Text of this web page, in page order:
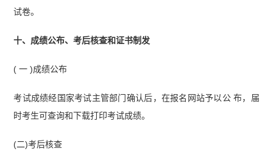
试卷。
十、成绩公布、考后核查和证书制发
( 一 )成绩公布
考试成绩经国家考试主管部门确认后，在报名网站予以公 布，届
时考生可查询和下载打印考试成绩。
(二)考后核查